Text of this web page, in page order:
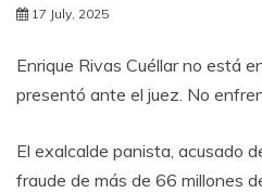
17 July, 2025
Enrique Rivas Cuéllar no está
presentó ante el juez. No
El exalcalde panista, acusado
fraude de más de 66 millones